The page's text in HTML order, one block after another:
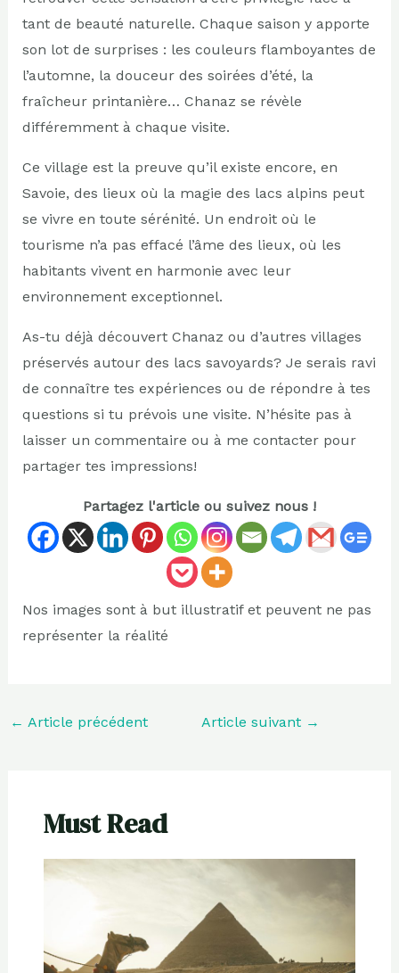
tant de beauté naturelle. Chaque saison y apporte
son lot de surprises : les couleurs flamboyantes de
l’automne, la douceur des soirées d’été, la
fraîcheur printanière… Chanaz se révèle
différemment à chaque visite.
Ce village est la preuve qu’il existe encore, en
Savoie, des lieux où la magie des lacs alpins peut
se vivre en toute sérénité. Un endroit où le
tourisme n’a pas effacé l’âme des lieux, où les
habitants vivent en harmonie avec leur
environnement exceptionnel.
As-tu déjà découvert Chanaz ou d’autres villages
préservés autour des lacs savoyards? Je serais ravi
de connaître tes expériences ou de répondre à tes
questions si tu prévois une visite. N’hésite pas à
laisser un commentaire ou à me contacter pour
partager tes impressions!
Partagez l'article ou suivez nous !
Nos images sont à but illustratif et peuvent ne pas
représenter la réalité
← Article précédent Article suivant →
Must Read